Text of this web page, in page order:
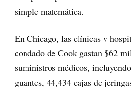
simple matemática.
En Chicago, las clínicas y
condado de Cook gastan $62
suministros médicos,
guantes, 44,434 cajas de